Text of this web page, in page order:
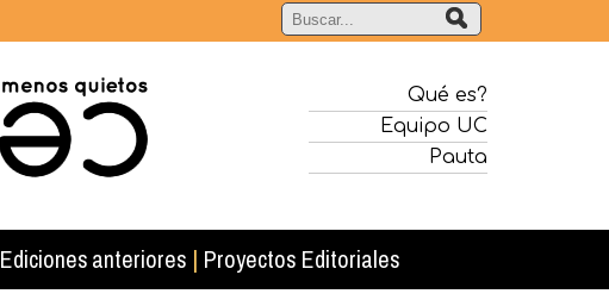
Qué es?
Equipo UC
Pauta
Ediciones anteriores | Proyectos Editoriales